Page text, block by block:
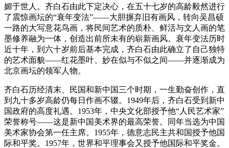
媚于世人。齐白石由此下定决心，在五十七岁的高龄毅然进行
了震惊画坛的“衰年变法”——大胆摒弃旧有画风，转向吴昌硕
一路的大写意花鸟画，将民间艺术的质朴、鲜活与文人画的笔
墨修养融为一体，创造出前所未有的崭新画风。衰年变法历时
近十年，到六十岁前后基本完成，齐白石由此确立了自己独特
的艺术面貌——红花墨叶、妙在似与不似之间——并逐渐成为
北京画坛的领军人物。
齐白石历经清末、民国和新中国三个时期，一生勤奋创作，直
到九十多岁高龄仍每日作画不辍。1949年后，齐白石受到新中
国政府的高度礼遇。1953年，中央文化部授予他“人民艺术家”
荣誉称号——这是新中国美术界的最高荣誉。同年当选为中国
美术家协会第一任主席。1955年，德意志民主共和国授予他国
际和平奖。1957年，世界和平理事会又授予他国际和平奖金。